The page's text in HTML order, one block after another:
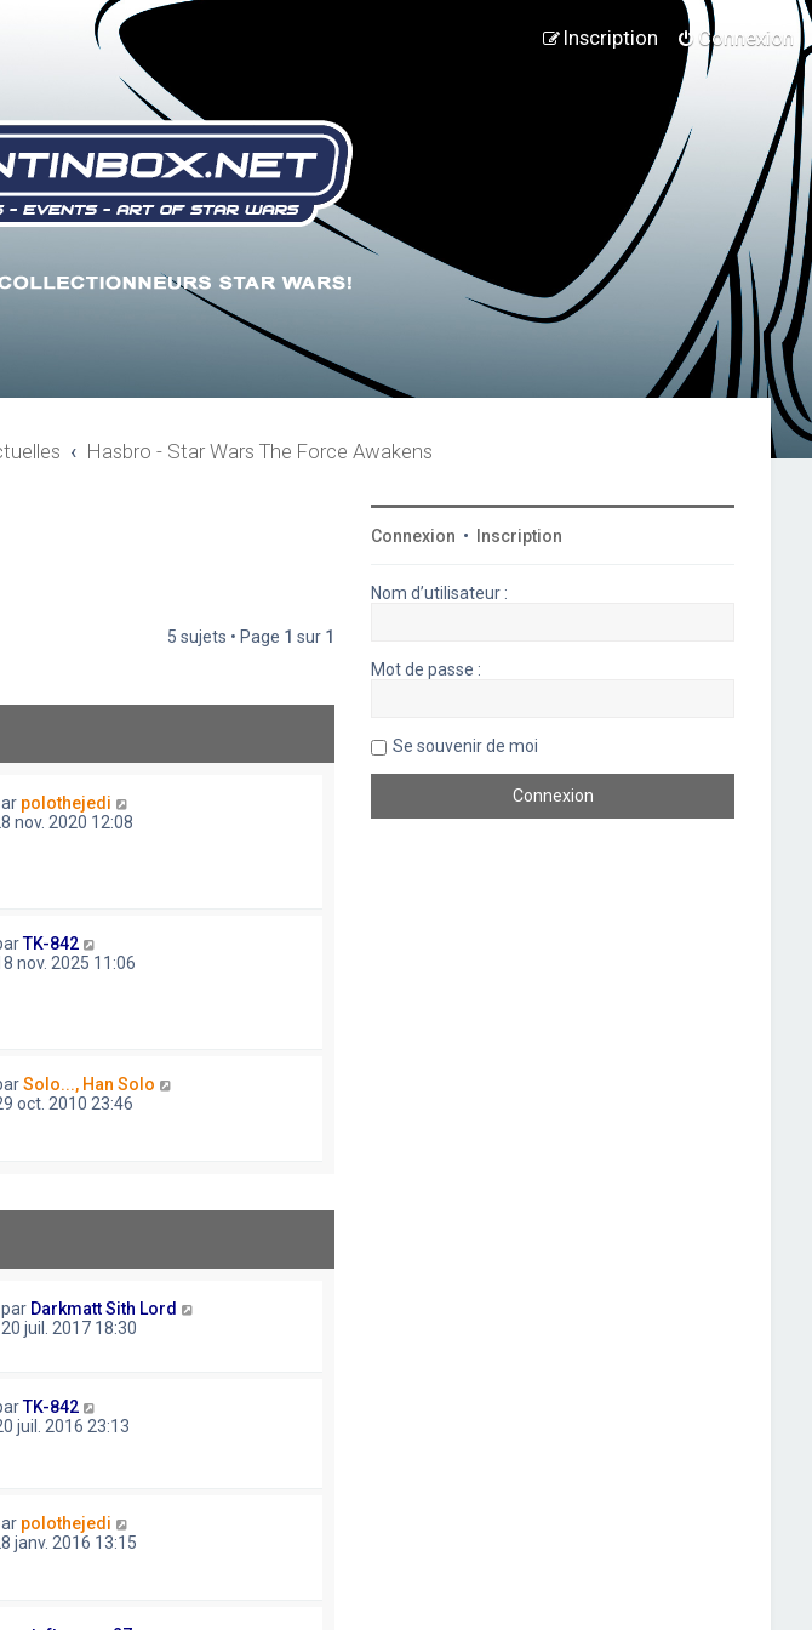
Connexion
Inscription
Hasbro - Star Wars The Force Awakens
5 sujets • Page 1 sur 1
polothejedi
nov. 2020 12:08
TK-842
nov. 2025 11:06
Solo..., Han Solo
oct. 2010 23:46
par Darkmatt Sith Lord
20 juil. 2017 18:30
TK-842
juil. 2016 23:13
polothejedi
janv. 2016 13:15
Connexion • Inscription
Nom d’utilisateur :
Mot de passe :
Se souvenir de moi